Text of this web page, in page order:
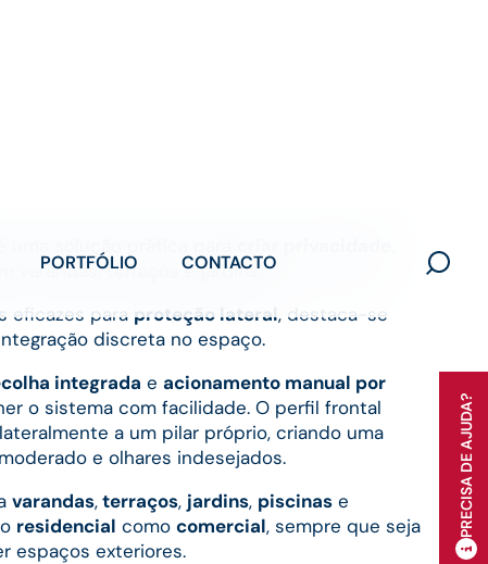
varandas, terraços e jardins.
eficazes para proteção lateral, destaca-se
discreta no espaço.
integrada e acionamento manual por
o sistema com facilidade. O perfil frontal
a um pilar próprio, criando uma
e olhares indesejados.
varandas,terraços, jardins, piscinas e
residencial como comercial, sempre que seja
espaços exteriores.